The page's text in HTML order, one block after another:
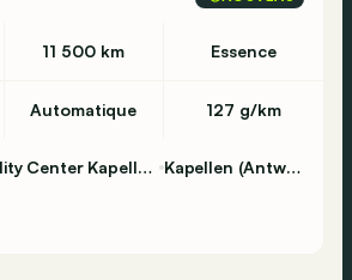
11 500 km Essence
Automatique 127 g/km
D’Ieteren Mobility Center Kapellen - Skoda Kapellen (Antwerpen)